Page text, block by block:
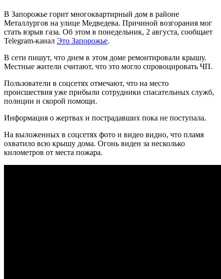
В Запорожье горит многоквартирный дом в районе
Металлургов на улице Медведева. Причиной возгорания мог
стать взрыв газа. Об этом в понедельник, 2 августа, сообщает
Telegram-канал Это Запорожье.
В сети пишут, что днем в этом доме ремонтировали крышу.
Местные жители считают, что это могло спровоцировать ЧП.
Пользователи в соцсетях отмечают, что на место
происшествия уже прибыли сотрудники спасательных служб,
полиции и скорой помощи.
Информация о жертвах и пострадавших пока не поступала.
На выложенных в соцсетях фото и видео видно, что пламя
охватило всю крышу дома. Огонь виден за несколько
километров от места пожара.